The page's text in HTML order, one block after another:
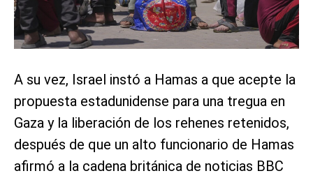
A su vez, Israel instó a Hamas a que acepte la
propuesta estadunidense para una tregua en
Gaza y la liberación de los rehenes retenidos,
después de que un alto funcionario de Hamas
afirmó a la cadena británica de noticias BBC